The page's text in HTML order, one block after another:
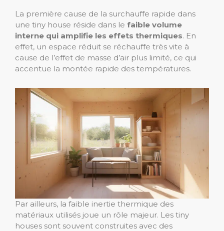
La première cause de la surchauffe rapide dans
une tiny house réside dans le faible volume
interne qui amplifie les effets thermiques. En
effet, un espace réduit se réchauffe très vite à
cause de l’effet de masse d’air plus limité, ce qui
accentue la montée rapide des températures.
Par ailleurs, la faible inertie thermique des
matériaux utilisés joue un rôle majeur. Les tiny
houses sont souvent construites avec des